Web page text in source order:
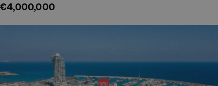
€4,000,000